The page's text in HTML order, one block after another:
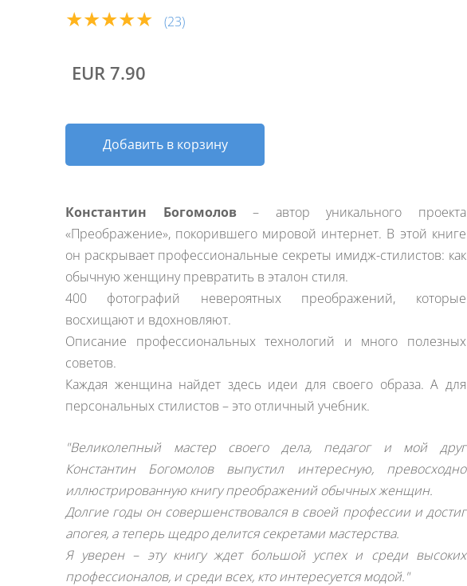
★★★★★ (23)
EUR 7.90
Добавить в корзину
Константин Богомолов– автор уникального проекта
«Преображение», покорившего мировой интернет. В этой книге
он раскрывает профессиональные секреты имидж-стилистов: как
обычную женщину превратить в эталон стиля.
400 фотографий невероятных преображений, которые
восхищают и вдохновляют.
Описание профессиональных технологий и много полезных
советов.
Каждая женщина найдет здесь идеи для своего образа. А для
персональных стилистов – это отличный учебник.
"Великолепный мастер своего дела, педагог и мой друг
Константин Богомолов выпустил интересную, превосходно
иллюстрированную книгу преображений обычных женщин.
Долгие годы он совершенствовался в своей профессии и достиг
апогея, а теперь щедро делится секретами мастерства.
Я уверен – эту книгу ждет большой успех и среди высоких
профессионалов, и среди всех, кто интересуется модой."